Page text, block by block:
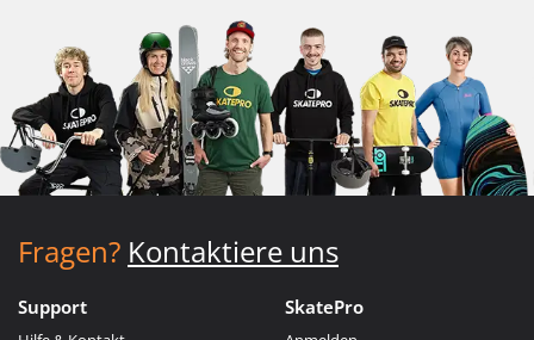
Fragen? Kontaktiere uns
Support SkatePro